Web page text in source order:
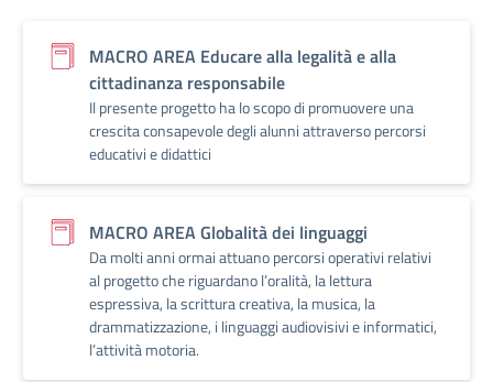
MACRO AREA Educare alla legalità e alla
cittadinanza responsabile
Il presente progetto ha lo scopo di promuovere una
crescita consapevole degli alunni attraverso percorsi
educativi e didattici
MACRO AREA Globalità dei linguaggi
Da molti anni ormai attuano percorsi operativi relativi
al progetto che riguardano l’oralità, la lettura
espressiva, la scrittura creativa, la musica, la
drammatizzazione, i linguaggi audiovisivi e informatici,
l’attività motoria.